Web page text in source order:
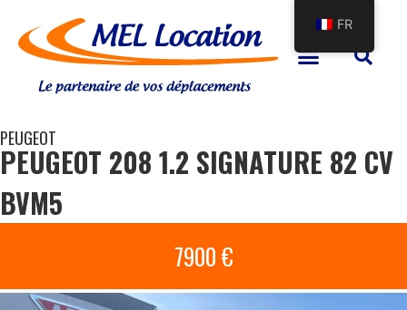
PEUGEOT
PEUGEOT 208 1.2 SIGNATURE 82 CV
BVM5
7900 €
FR